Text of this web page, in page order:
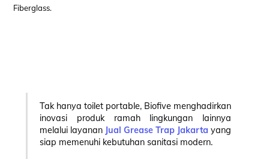
Fiberglass.
Tak hanya toilet portable, Biofive menghadirkan
inovasi produk ramah lingkungan lainnya
melalui layanan Jual Grease Trap Jakarta yang
siap memenuhi kebutuhan sanitasi modern.